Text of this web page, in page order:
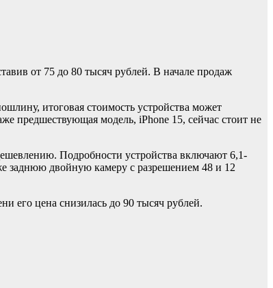
итоговая стоимость устройства может
предшествующая модель, iPhone 15, сейчас стоит не
Подробности устройства включают 6,1-
заднюю двойную камеру с разрешением 48 и 12
его цена снизилась до 90 тысяч рублей.